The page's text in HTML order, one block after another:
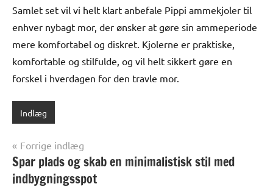
Samlet set vil vi helt klart anbefale Pippi ammekjoler til
enhver nybagt mor, der ønsker at gøre sin ammeperiode
mere komfortabel og diskret. Kjolerne er praktiske,
komfortable og stilfulde, og vil helt sikkert gøre en
forskel i hverdagen for den travle mor.
Indlæg
Indlægsnavigation
Forrige indlæg
Spar plads og skab en minimalistisk stil med
indbygningsspot